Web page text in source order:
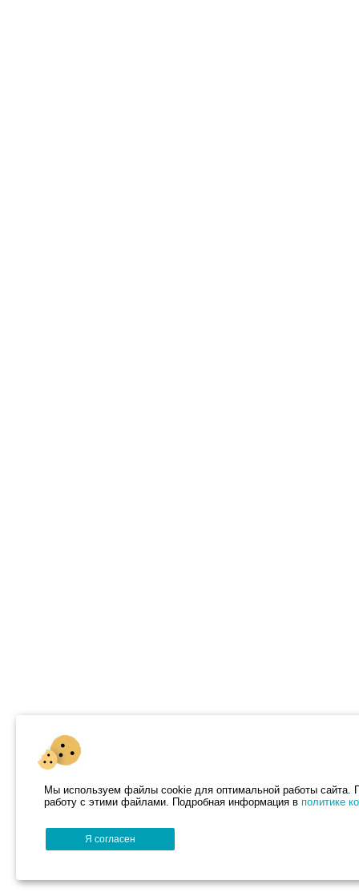
Мы используем файлы cookie для оптимальной работы сайта.
работу с этими файлами. Подробная информация в политике
Я согласен